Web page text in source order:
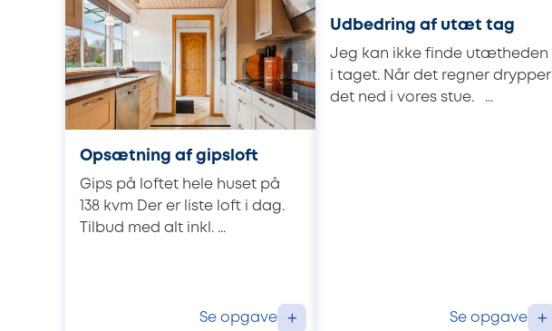
Opsætning af gipsloft
Gips på loftet hele huset på
138 kvm Der er liste loft i dag.
Tilbud med alt inkl. ...
Se opgave +
Udbedring af utæt tag
Jeg kan ikke finde utætheden
i taget. Når det regner drypper
det ned i vores stue. ...
Se opgave +